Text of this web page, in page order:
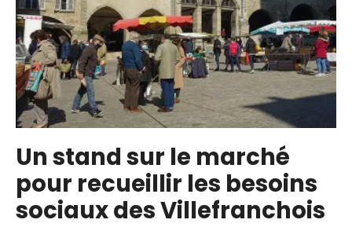
Un stand sur le marché
pour recueillir les besoins
sociaux des Villefranchois